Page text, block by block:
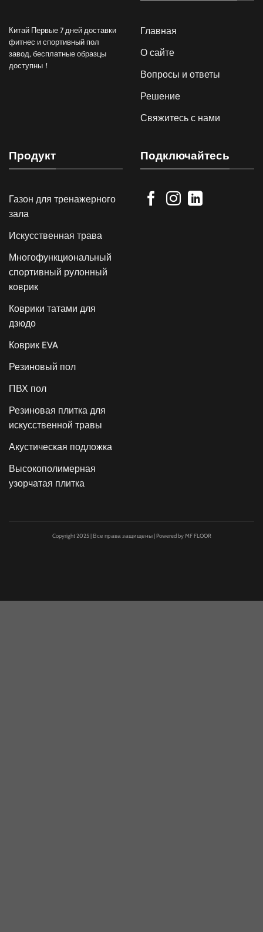
Китай Первые 7 дней доставки
фитнес и спортивный пол
завод, бесплатные образцы
доступны！
Главная
О сайте
Вопросы и ответы
Решение
Свяжитесь с нами
Продукт
Газон для тренажерного
зала
Искусственная трава
Многофункциональный
спортивный рулонный
коврик
Коврики татами для
дзюдо
Коврик EVA
Резиновый пол
ПВХ пол
Резиновая плитка для
искусственной травы
Акустическая подложка
Высокополимерная
узорчатая плитка
Подключайтесь
Copyright 2025 | Все права защищены | Powered by MF FLOOR